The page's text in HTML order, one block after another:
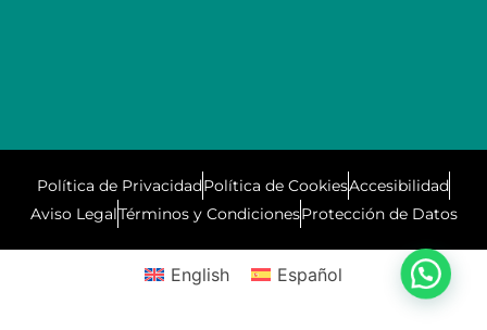
Política de PrivacidadPolítica de CookiesAccesibilidad
Aviso LegalTérminos y CondicionesProtección de Datos
English Español